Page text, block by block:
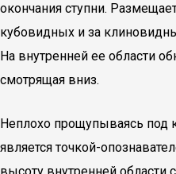
окончания ступни.
кубовидных и за
На внутренней ее области
смотрящая вниз.
Неплохо прощупываясь
является точкой-